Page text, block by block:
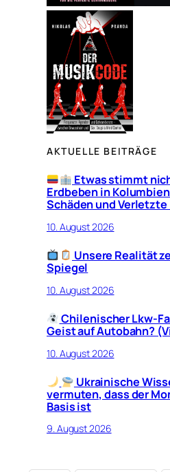
AKTUELLE BEITRÄGE
Etwas stimmt
Erdbeben in
Schäden und Verletzte
10. August 2026
Unsere Realität
Spiegel
10. August 2026
Chilenischer Lkw-
Geist auf Autobahn?
10. August 2026
Ukrainische
vermuten, dass der
Basis ist
9. August 2026